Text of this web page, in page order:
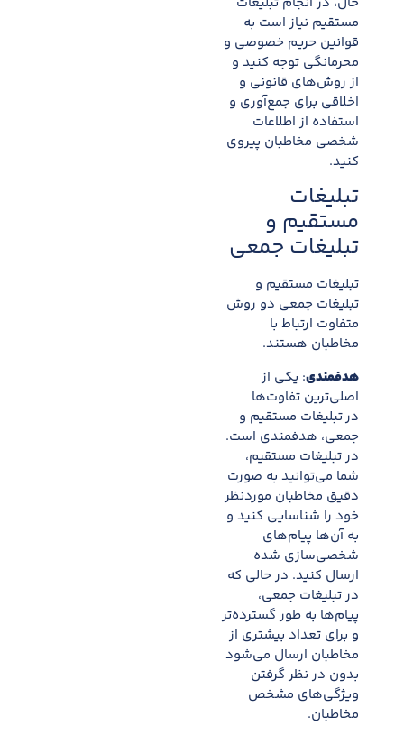
مستقیم نیاز است به
قوانین حریم خصوصی و
محرمانگی توجه کنید و
از روش‌های قانونی و
اخلاقی برای جمع‌آوری و
استفاده از اطلاعات
شخصی مخاطبان پیروی
کنید.
تبلیغات
مستقیم و
تبلیغات جمعی
تبلیغات مستقیم و
تبلیغات جمعی دو روش
متفاوت ارتباط با
مخاطبان هستند.
هدفمندی: یکی از
اصلی‌ترین تفاوت‌ها
در تبلیغات مستقیم و
جمعی، هدفمندی است.
در تبلیغات مستقیم،
شما می‌توانید به صورت
دقیق مخاطبان موردنظر
خود را شناسایی کنید و
به آن‌ها پیام‌های
شخصی‌سازی شده
ارسال کنید. در حالی که
در تبلیغات جمعی،
پیام‌ها به طور گسترده‌تر
و برای تعداد بیشتری از
مخاطبان ارسال می‌شود
بدون در نظر گرفتن
ویژگی‌های مشخص
مخاطبان.